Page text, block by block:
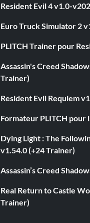
Resident Evil 4 v1.0-
Euro Truck Simulator 2
PLITCH Trainer pour
Assassin's Creed
Trainer)
Resident Evil Requiem
Formateur PLITCH
Dying Light : The
v1.54.0 (+24 Trainer)
Assassin’s Creed
Real Return to Castle
Trainer)